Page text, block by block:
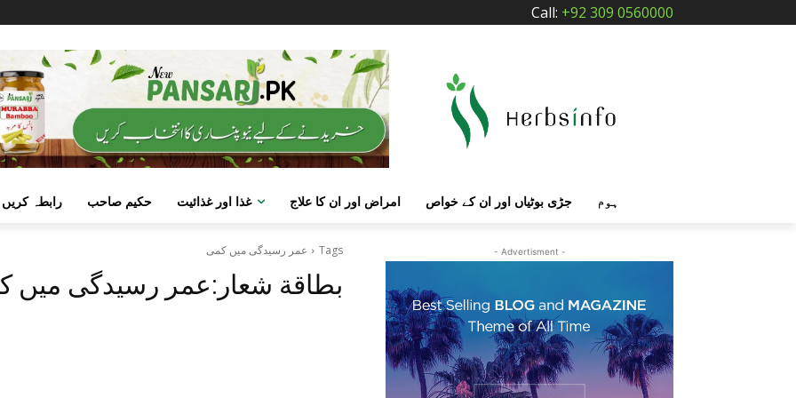
Call: +92 309 0560000
رابطہ کریں حکیم صاحب غذا اور غذائیت امراض اور ان کا علاج جڑی بوٹیاں اور ان کے خواص ہوم
Tags عمر رسیدگی میں کمی
بطاقة شعار:عمر رسیدگی میں
- Advertisment -